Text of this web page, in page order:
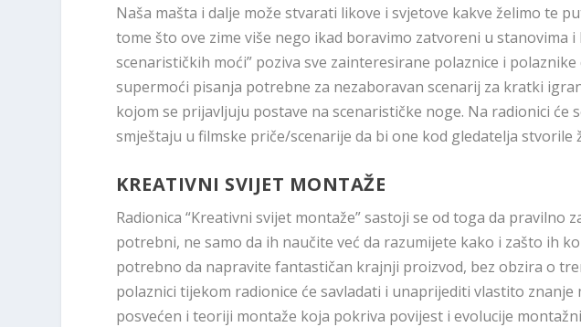
Naša mašta i dalje može stvarati likove i svjetove kakve želimo te
tome što ove zime više nego ikad boravimo zatvoreni u stanovima i
scenarističkih moći” poziva sve zainteresirane polaznice i
supermoći pisanja potrebne za nezaboravan scenarij za kratki
kojom se prijavljuju postave na scenarističke noge. Na radionici će
smještaju u filmske priče/scenarije da bi one kod gledatelja stvorile
KREATIVNI SVIJET MONTAŽE
Radionica “Kreativni svijet montaže” sastoji se od toga da pravilno
potrebni, ne samo da ih naučite već da razumijete kako i zašto ih
potrebno da napravite fantastičan krajnji proizvod, bez obzira o
polaznici tijekom radionice će savladati i unaprijediti vlastito znanje
posvećen i teoriji montaže koja pokriva povijest i evolucije